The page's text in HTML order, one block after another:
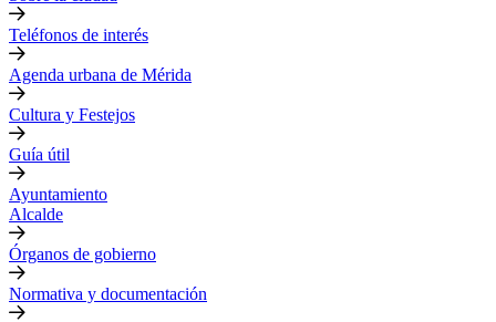
Teléfonos de interés
Agenda urbana de Mérida
Cultura y Festejos
Guía útil
Ayuntamiento
Alcalde
Órganos de gobierno
Normativa y documentación